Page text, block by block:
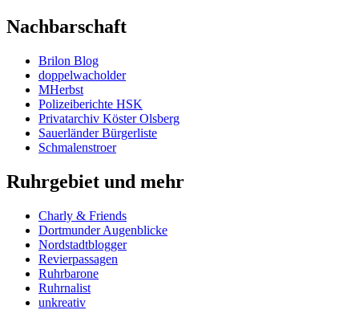
Nachbarschaft
Brilon Blog
doppelwacholder
MHerbst
Polizeiberichte HSK
Privatarchiv Köster Olsberg
Sauerländer Bürgerliste
Schmalenstroer
Ruhrgebiet und mehr
Charly & Friends
Dortmunder Augenblicke
Nordstadtblogger
Revierpassagen
Ruhrbarone
Ruhrnalist
unkreativ